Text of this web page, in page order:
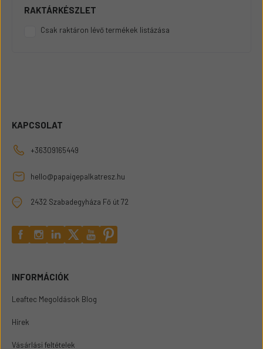
RAKTÁRKÉSZLET
Csak raktáron lévő termékek listázása
KAPCSOLAT
+36309165449
hello@papaigepalkatresz.hu
2432 Szabadegyháza Fő út 72
INFORMÁCIÓK
Leaftec Megoldások Blog
Hírek
Vásárlási feltételek